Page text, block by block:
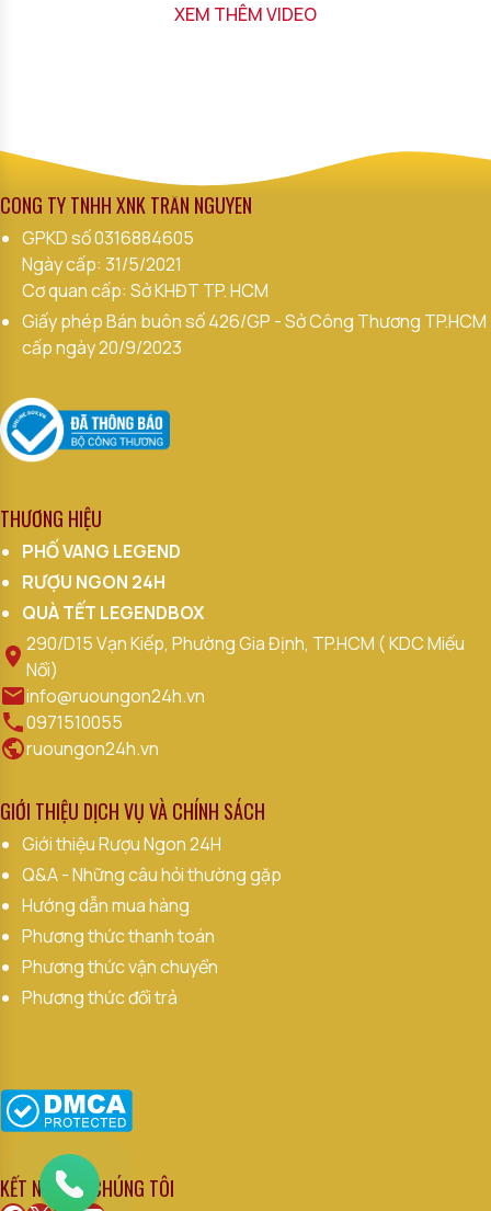
XEM THÊM VIDEO
CÔNG TY TNHH XNK TRẦN NGUYÊN
GPKD số0316884605
Ngày cấp: 31/5/2021
Cơ quan cấp: Sở KHĐT TP. HCM
Giấy phép Bán buôn số 426/GP - Sở Công Thương TP.HCM
cấp ngày 20/9/2023
THƯƠNG HIỆU
PHỐ VANG LEGEND
RƯỢU NGON 24H
QUÀ TẾT LEGENDBOX
290/D15 Vạn Kiếp, Phường Gia Định, TP.HCM ( KDC Miếu
Nổi)
info@ruoungon24h.vn
0971510055
ruoungon24h.vn
GIỚI THIỆU DỊCH VỤ VÀ CHÍNH SÁCH
Giới thiệu Rượu Ngon 24H
Q&A - Những câu hỏi thường gặp
Hướng dẫn mua hàng
Phương thức thanh toán
Phương thức vận chuyển
Phương thức đổi trả
KẾT NỐI VỚI CHÚNG TÔI